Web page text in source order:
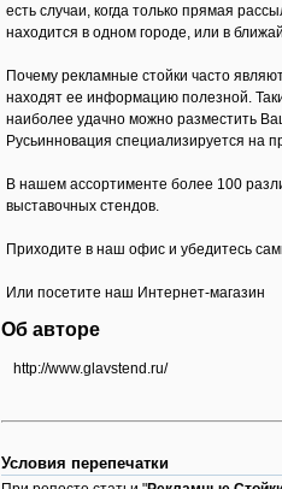
есть случаи, когда только прямая
находится в одном городе, или в
Почему рекламные стойки часто
находят ее информацию полезной.
наиболее удачно можно разместить
Русьинновация специализируется на
В нашем ассортименте более 100
выставочных стендов.
Приходите в наш офис и убедитесь
Или посетите наш Интернет-магазин
Об авторе
http://www.glavstend.ru/
Условия перепечатки